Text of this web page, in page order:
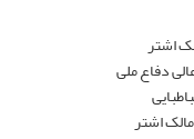
اشتر
دفاع ملی
اشتر